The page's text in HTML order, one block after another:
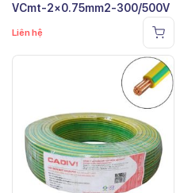
VCmt-2×0.75mm2-300/500V
Liên hệ